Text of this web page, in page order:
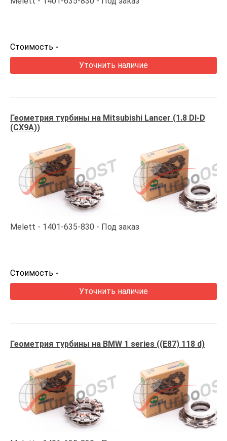
Стоимость -
Уточнить наличие
Геометрия турбины на Mitsubishi Lancer (1.8 DI-D
(CX9A))
Melett 1401-635-830 Под заказ
Стоимость -
Уточнить наличие
Геометрия турбины на BMW 1 series ((E87) 118 d)